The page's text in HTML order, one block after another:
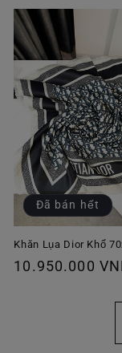
thường
Đã bán hết
Khăn Lụa Dior Khổ
Giá
10.950.000